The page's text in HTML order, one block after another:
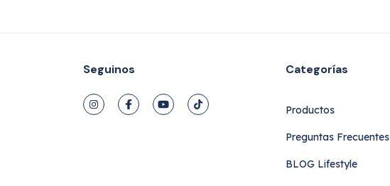
Seguinos Categorías
Productos
Preguntas Frecuentes
BLOG Lifestyle